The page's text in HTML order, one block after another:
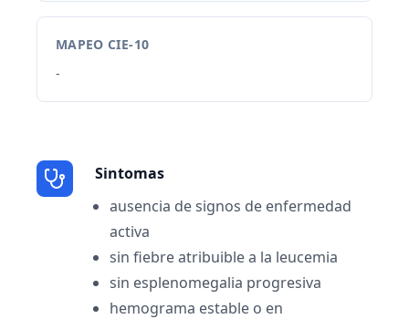
MAPEO CIE-10
-
Sintomas
ausencia de signos de enfermedad
activa
sin fiebre atribuible a la leucemia
sin esplenomegalia progresiva
hemograma estable o en